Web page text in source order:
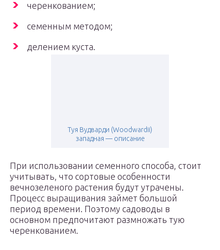
черенкованием;
семенным методом;
делением куста.
Туя Вудварди (Woodwardii)
западная — описание
При использовании семенного способа, стоит
учитывать, что сортовые особенности
вечнозеленого растения будут утрачены.
Процесс выращивания займет большой
период времени. Поэтому садоводы в
основном предпочитают размножать тую
черенкованием.